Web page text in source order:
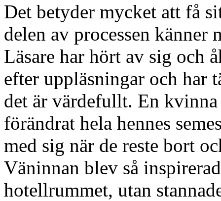
Det betyder mycket att få
delen av processen känner
Läsare har hört av sig och
efter uppläsningar och har
det är värdefullt. En kvinna
förändrat hela hennes
med sig när de reste bort
Väninnan blev så
hotellrummet, utan